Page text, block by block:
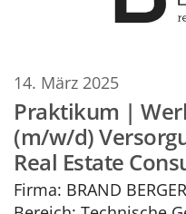
14. März 2025
Praktikum |
(m/w/d)
Real Estate
Firma: BRAND BERGER